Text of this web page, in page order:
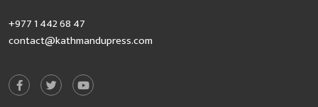
+977 1 442 68 47
contact@kathmandupress.com